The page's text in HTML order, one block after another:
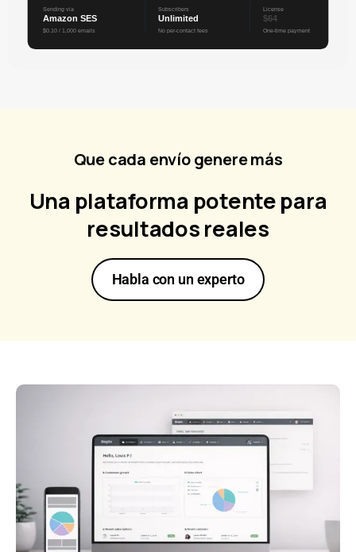
Que cada envío genere más
Una plataforma potente para
resultados reales
Habla con un experto